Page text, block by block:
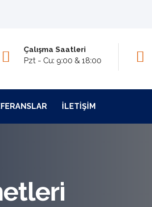
Çalışma Saatleri
Pzt - Cu: 9:00 & 18:00
İLETIŞIM